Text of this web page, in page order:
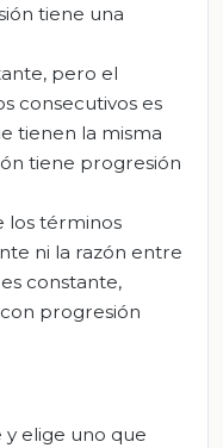
tiene una
pero el
consecutivos es
tienen la misma
tiene progresión
los términos
ni la razón entre
constante,
progresión
y elige uno que